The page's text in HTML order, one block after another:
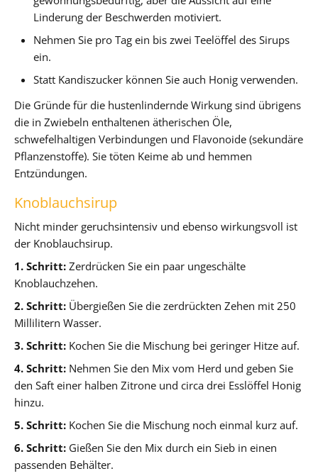
Linderung der Beschwerden motiviert.
Nehmen Sie pro Tag ein bis zwei Teelöffel des Sirups
ein.
Statt Kandiszucker können Sie auch Honig verwenden.
Die Gründe für die hustenlindernde Wirkung sind übrigens
die in Zwiebeln enthaltenen ätherischen Öle,
schwefelhaltigen Verbindungen und Flavonoide (sekundäre
Pflanzenstoffe). Sie töten Keime ab und hemmen
Entzündungen.
Knoblauchsirup
Nicht minder geruchsintensiv und ebenso wirkungsvoll ist
der Knoblauchsirup.
1. Schritt: Zerdrücken Sie ein paar ungeschälte
Knoblauchzehen.
2. Schritt: Übergießen Sie die zerdrückten Zehen mit 250
Millilitern Wasser.
3. Schritt: Kochen Sie die Mischung bei geringer Hitze auf.
4. Schritt: Nehmen Sie den Mix vom Herd und geben Sie
den Saft einer halben Zitrone und circa drei Esslöffel Honig
hinzu.
5. Schritt: Kochen Sie die Mischung noch einmal kurz auf.
6. Schritt: Gießen Sie den Mix durch ein Sieb in einen
passenden Behälter.